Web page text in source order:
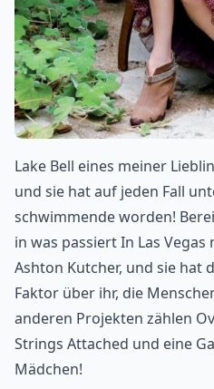
Lake Bell eines meiner
und sie hat auf jeden Fall
schwimmende worden!
in was passiert In Las
Ashton Kutcher, und sie hat
Faktor über ihr, die
anderen Projekten zählen
Strings Attached und eine
Mädchen!